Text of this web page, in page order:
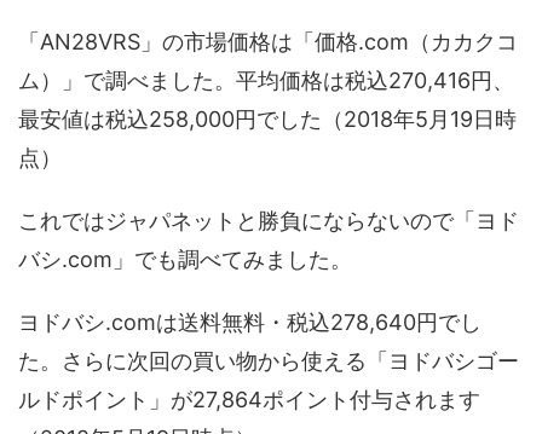
「AN28VRS」の市場価格は「価格.com（カカクコ
ム）」で調べました。平均価格は税込270,416円、
最安値は税込258,000円でした（2018年5月19日時
点）
これではジャパネットと勝負にならないので「ヨド
バシ.com」でも調べてみました。
ヨドバシ.comは送料無料・税込278,640円でし
た。さらに次回の買い物から使える「ヨドバシゴー
ルドポイント」が27,864ポイント付与されます